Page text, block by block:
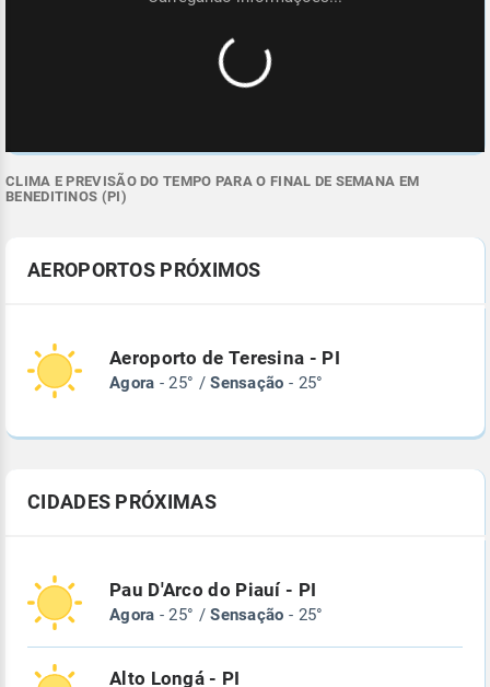
CLIMA E PREVISÃO DO TEMPO PARA O FINAL DE SEMANA EM
BENEDITINOS (PI)
AEROPORTOS PRÓXIMOS
Aeroporto de Teresina - PI
Agora - 25° /Sensação - 25°
CIDADES PRÓXIMAS
Pau D'Arco do Piauí - PI
Agora - 25° /Sensação - 25°
Alto Longá - PI